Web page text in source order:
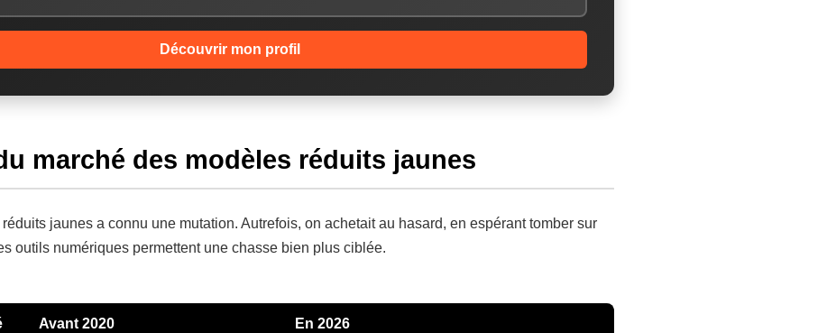
Découvrir mon profil
marché des modèles réduits jaunes
jaunes a connu une mutation. Autrefois, on achetait au hasard, en espérant tomber sur
outils numériques permettent une chasse bien plus ciblée.
Avant 2020 En 2026